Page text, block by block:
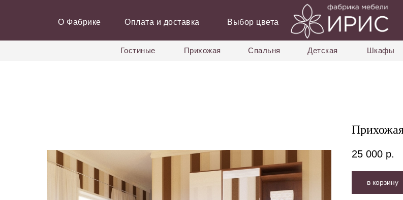
О Фабрике Оплата и доставка
Гостиные Прихожая Спальня Детская Шкафы
Выбор цвета
25 000 р.
в корзину